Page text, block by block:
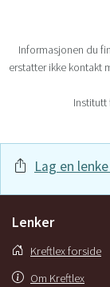
Informasjonen du
erstatter ikke kontakt
Lag en
Lenker
Kreftlex forside
Om Kreftlex